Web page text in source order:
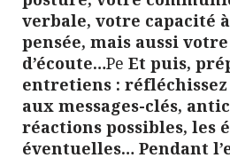
verbale, votre capacité
pensée, mais aussi
d’écoute…Pe Et puis,
entretiens : réfléchissez
aux messages-clés,
réactions possibles, les
éventuelles…Pendant